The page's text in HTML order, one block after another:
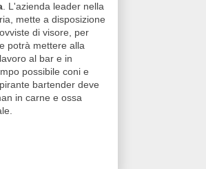
. L'azienda leader nella
mette a disposizione
di visore, per
potrà mettere alla
al bar e in
possibile coni e
bartender deve
in carne e ossa